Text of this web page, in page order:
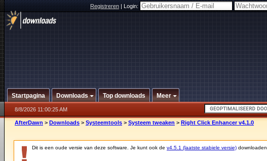
Registreren|Login:
Startpagina Downloads Top downloads Meer
8/8/2026 11:00:25 AM
AfterDawn > Downloads > Systeemtools > Systeem tweaken > Right Click Enhancer v4.1.0
Dit is een oude versie van deze software. Je kunt ook de v4.5.1 (laatste stabiele versie) downloaden.